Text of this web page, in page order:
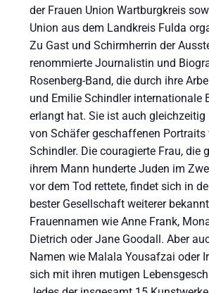
der Frauen Union Wartburgkreis
Union aus dem Landkreis Fulda
Zu Gast und Schirmherrin der
renommierte Journalistin und
Rosenberg-Band, die durch ihre
und Emilie Schindler internationale
erlangt hat. Sie ist auch
von Schäfer geschaffenen Portraits
Schindler. Die couragierte Frau, die
ihrem Mann hunderte Juden im
vor dem Tod rettete, findet sich in
bester Gesellschaft weiterer
Frauennamen wie Anne Frank,
Dietrich oder Jane Goodall. Aber
Namen wie Malala Yousafzai oder
sich mit ihren mutigen